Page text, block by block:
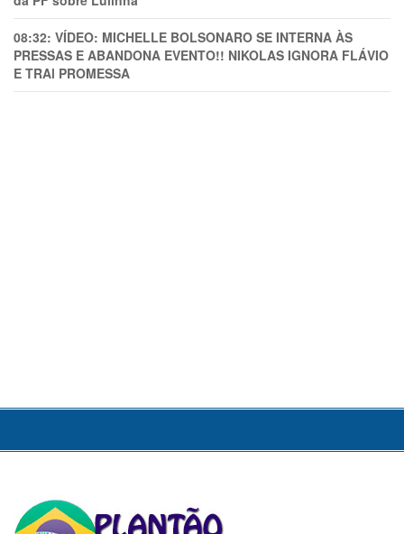
08:32: VÍDEO: MICHELLE BOLSONARO SE INTERNA ÀS
PRESSAS E ABANDONA EVENTO!! NIKOLAS IGNORA FLÁVIO
E TRAl PROMESSA